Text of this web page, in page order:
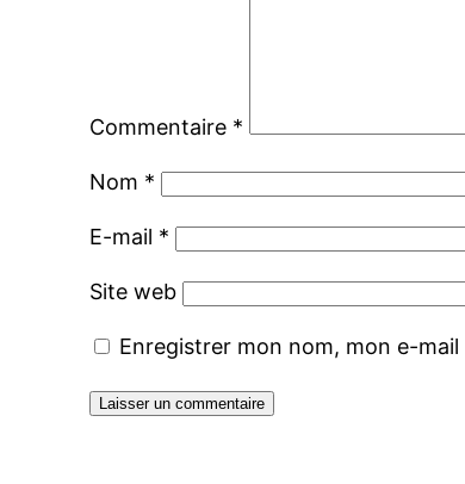
Commentaire *
Nom *
E-mail *
Site web
Enregistrer mon nom, mon e-